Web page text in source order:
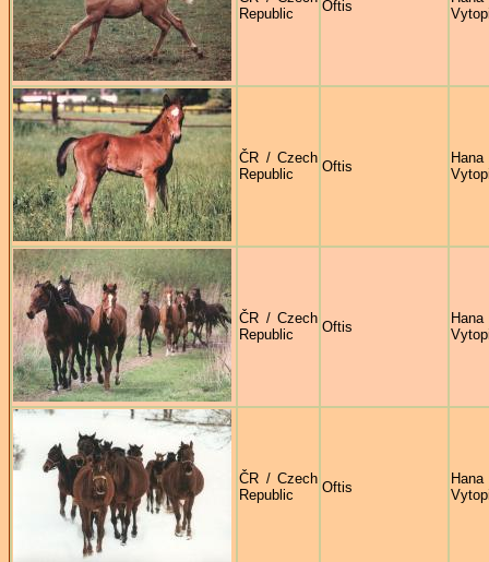
Republic
Oftis
ČR / Czech
Republic
Oftis
Hana
ČR / Czech
Republic
Oftis
Hana
ČR / Czech
Republic
Oftis
Hana